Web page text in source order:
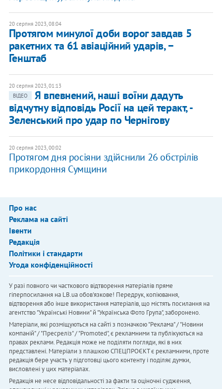
20 серпня 2023, 08:04
Протягом минулої доби ворог завдав 5
ракетних та 61 авіаційний ударів, −
Генштаб
20 серпня 2023, 01:13
ВІДЕО
Я впевнений, наші воїни дадуть
відчутну відповідь Росії на цей теракт, -
Зеленський про удар по Чернігову
20 серпня 2023, 00:02
Протягом дня росіяни здійснили 26 обстрілів
прикордоння Сумщини
Про нас
Реклама на сайті
Івенти
Редакція
Політики і стандарти
Угода конфіденційності
У разі повного чи часткового відтворення матеріалів пряме
гіперпосилання на LB.ua обов'язкове! Передрук, копіювання,
відтворення або інше використання матеріалів, що містять посилання на
агентство "Українськi Новини" й "Українська Фото Група", заборонено.
Матеріали, які розміщуються на сайті з позначкою "Реклама" / "Новини
компаній" / "Пресреліз" / "Promoted", є рекламними та публікуються на
правах реклами. Редакція може не поділяти погляди, які в них
представлені. Матеріали з плашкою СПЕЦПРОЄКТ є рекламними, проте
редакція бере участь у підготовці цього контенту і поділяє думки,
висловлені у цих матеріалах.
Редакція не несе відповідальності за факти та оціночні судження,